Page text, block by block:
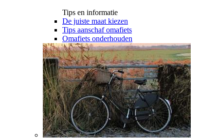
Tips en informatie
De juiste maat kiezen
Tips aanschaf omafiets
Omafiets onderhouden